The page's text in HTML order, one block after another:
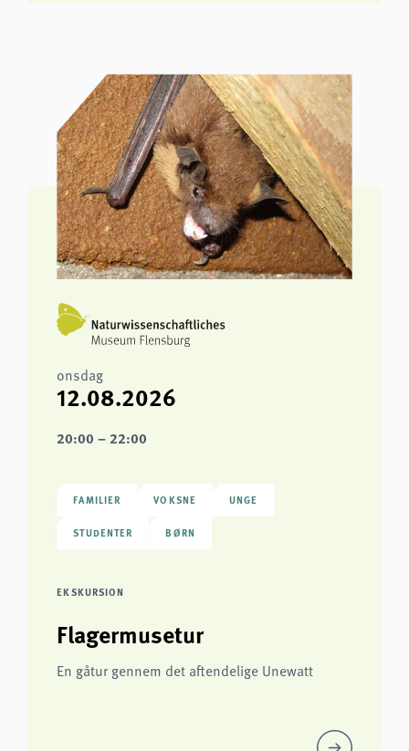
onsdag
12.08.2026
20:00 – 22:00
FAMILIER VOKSNE UNGE
STUDENTER BØRN
EKSKURSION
Flagermusetur
En gåtur gennem det aftendelige Unewatt